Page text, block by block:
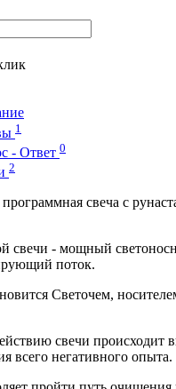
1
- Ответ 0
2
свеча с
свечи - мощный
поток.
Светочем,
свечи происходит
всего негативного опыта.